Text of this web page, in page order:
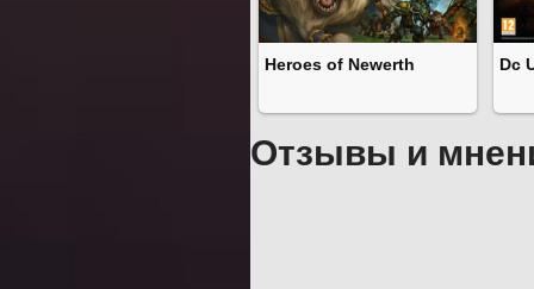
Heroes of Newerth Dc
Отзывы и